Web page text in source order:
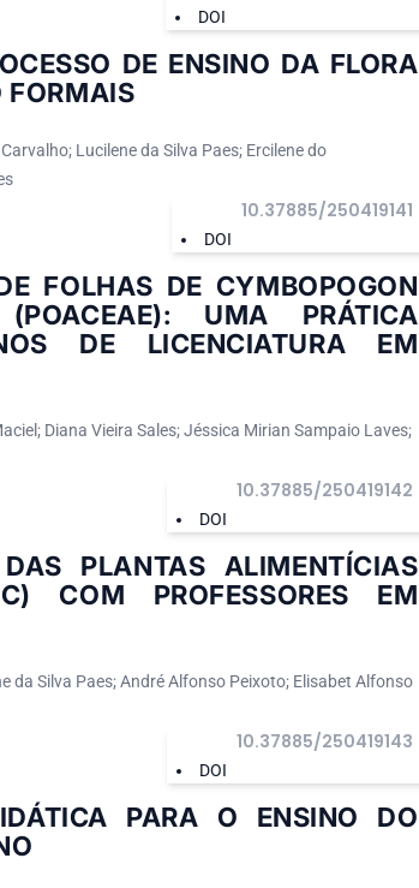
DOI
DE ENSINO DA FLORA
FORMAIS
Lucilene da Silva Paes; Ercilene do
DOI
10.37885/250419141
FOLHAS DE CYMBOPOGON
UMA PRÁTICA
DE LICENCIATURA EM
Diana Vieira Sales; Jéssica Mirian Sampaio Laves;
DOI
10.37885/250419142
PLANTAS ALIMENTÍCIAS
COM PROFESSORES EM
da Silva Paes; André Alfonso Peixoto; Elisabet Alfonso
DOI
10.37885/250419143
PARA O ENSINO DO